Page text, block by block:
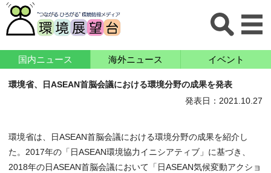
国内ニュース 海外ニュース イベント
環境省、日ASEAN首脳会議における環境分野の成果を発表
発表日：2021.10.27
環境省は、日ASEAN首脳会議における環境分野の成果を紹介し
た。2017年の「日ASEAN環境協力イニシアティブ」に基づき、
2018年の日ASEAN首脳会議において「日ASEAN気候変動アクショ